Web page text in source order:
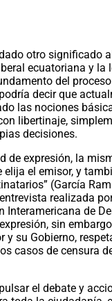
otro significado
ecuatoriana y
del
decir que
las nociones
libertinaje,
decisiones.
expresión, la
el emisor, y
(García
realizada
de
sin
su Gobierno,
casos de censura
el debate y